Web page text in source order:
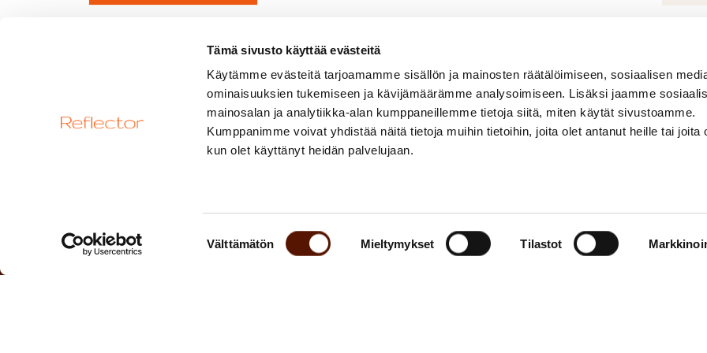
Tämä sivusto käyttää evästeitä
Käytämme evästeitä tarjoamamme sisällön ja mainosten räätälöimiseen, sosiaalisen
ominaisuuksien tukemiseen ja kävijämäärämme analysoimiseen. Lisäksi jaamme
mainosalan ja analytiikka-alan kumppaneillemme tietoja siitä, miten käytät sivustoamme.
Kumppanimme voivat yhdistää näitä tietoja muihin tietoihin, joita olet antanut heille tai joita
kun olet käyttänyt heidän palvelujaan.
valinta
Välttämätön Mieltymykset Tilastot
tapahtumistamme
kirjeen milloin tahansa.